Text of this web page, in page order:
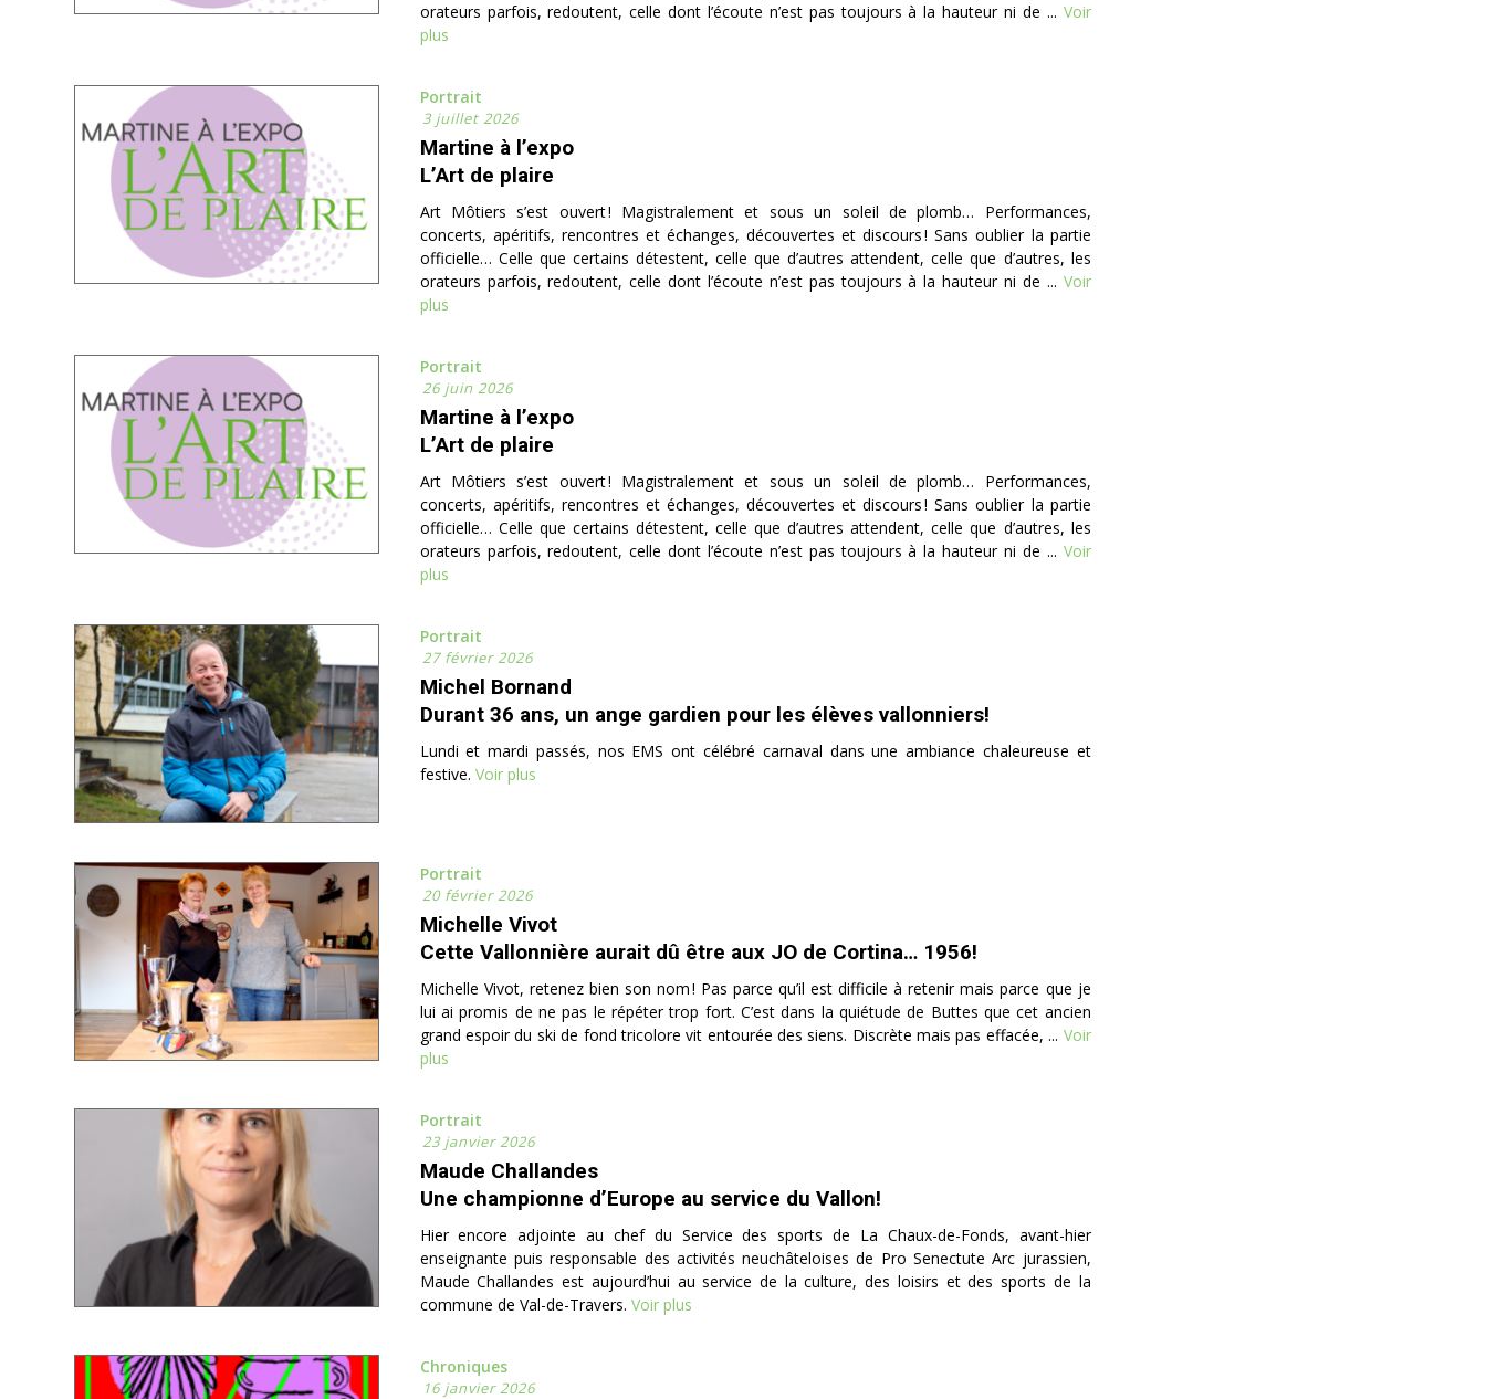
orateurs parfois, redoutent, celle dont l’écoute n’est pas toujours à la hauteur ni de ... Voir
plus
Portrait
3 juillet 2026
Martine à l’expo
L’Art de plaire
Art Môtiers s’est ouvert ! Magistralement et sous un soleil de plomb… Performances,
concerts, apéritifs, rencontres et échanges, découvertes et discours ! Sans oublier la partie
officielle… Celle que certains détestent, celle que d’autres attendent, celle que d’autres, les
orateurs parfois, redoutent, celle dont l’écoute n’est pas toujours à la hauteur ni de ... Voir
plus
Portrait
26 juin 2026
Martine à l’expo
L’Art de plaire
Art Môtiers s’est ouvert ! Magistralement et sous un soleil de plomb… Performances,
concerts, apéritifs, rencontres et échanges, découvertes et discours ! Sans oublier la partie
officielle… Celle que certains détestent, celle que d’autres attendent, celle que d’autres, les
orateurs parfois, redoutent, celle dont l’écoute n’est pas toujours à la hauteur ni de ... Voir
plus
Portrait
27 février 2026
Michel Bornand
Durant 36 ans, un ange gardien pour les élèves vallonniers!
Lundi et mardi passés, nos EMS ont célébré carnaval dans une ambiance chaleureuse et
festive. Voir plus
Portrait
20 février 2026
Michelle Vivot
Cette Vallonnière aurait dû être aux JO de Cortina… 1956!
Michelle Vivot, retenez bien son nom ! Pas parce qu’il est difficile à retenir mais parce que je
lui ai promis de ne pas le répéter trop fort. C’est dans la quiétude de Buttes que cet ancien
grand espoir du ski de fond tricolore vit entourée des siens. Discrète mais pas effacée, ... Voir
plus
Portrait
23 janvier 2026
Maude Challandes
Une championne d’Europe au service du Vallon!
Hier encore adjointe au chef du Service des sports de La Chaux-de-Fonds, avant-hier
enseignante puis responsable des activités neuchâteloises de Pro Senectute Arc jurassien,
Maude Challandes est aujourd’hui au service de la culture, des loisirs et des sports de la
commune de Val-de-Travers. Voir plus
Chroniques
16 janvier 2026